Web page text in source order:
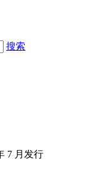
搜索
7 月发行